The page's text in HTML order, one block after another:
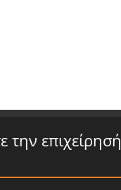
την επιχείρησή